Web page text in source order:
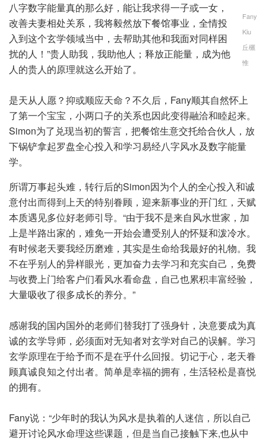
Fany
Kiu
丘欐
惟
八字数字能量真的那么好，能让我求得一子或一女，
改善夫妻相处关系，我将毅然放下餐馆事业，全情投
入到这个玄学领域当中，去帮助其他和我面对同样困
扰的人！”贵人助我，我助他人；释放正能量，成为他
人的贵人的原理就这么开始了。
是天从人愿？抑或顺应天命？不久后，Fany顺其自然怀上
了第一个宝宝，小两口子的关系也因此变得融洽和睦起来。
Simon为了兑现当初的誓言，把餐馆生意交托给合伙人，放
下锅铲拿起罗盘全心投入和学习易经八字风水及数字能量
学。
所谓万事起头难，转行后的Simon因为个人的全心投入和诚
意付出而得到上天的特别眷顾，迎来新事业的开门红，天赋
本质遇见多位好老师引导。“由于我不是来自风水世家，加
上是半路出家的，难免一开始会遭受别人的怀疑和泼冷水。
有时候老天要我经历磨难，其实是生命给我最好的礼物。我
不在乎别人的异样眼光，更加奋力去学习和充实自己，免费
与收费上门给客户们看风水看命盘，自己也累积丰富经验，
大量吸收了很多成长的养分。”
感谢我的国内国外的老师们替我打了强身针，决意要成为真
诚的玄学导师，必须面对无知者对玄学对自己的误解。学习
玄学原理在于给予而不是在乎什么回报。切记于心，老天眷
顾真诚良知之付出者。简单是幸福的拥有，生活轻松是喜悦
的拥有。
Fany说：“少年时的我认为风水是执着的人迷信，所以自己
避开讨论风水命理这些课题，但是当自己接触下来,也从中